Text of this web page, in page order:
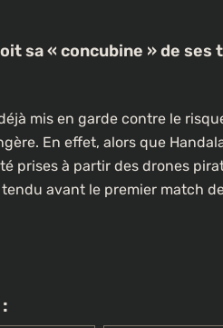
sa « concubine » de
mis en garde contre le
En effet, alors que
prises à partir des drones
avant le premier match
d’Ousmane Sonko flotte dans